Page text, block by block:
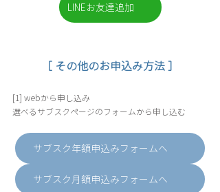
LINEお友達追加
［ その他のお申込み方法 ］
[1] webから申し込み
選べるサブスクページのフォームから申し込む
サブスク年額申込みフォームへ
サブスク月額申込みフォームへ